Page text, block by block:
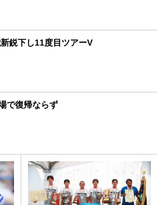
鋭下し11度目ツアーV
で復帰ならず